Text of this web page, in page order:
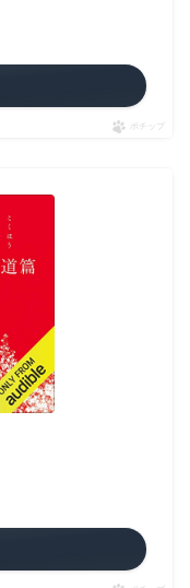
ポチップ